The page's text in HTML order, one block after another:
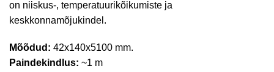
on niiskus-, temperatuurikõikumiste ja
keskkonnamõjukindel.
Mõõdud: 42x140x5100 mm.
Paindekindlus: ~1 m